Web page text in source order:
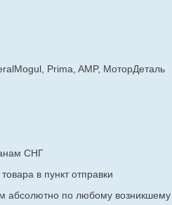
Prima, AMP, МоторДеталь
СНГ
в пункт отправки
абсолютно по любому возникшему